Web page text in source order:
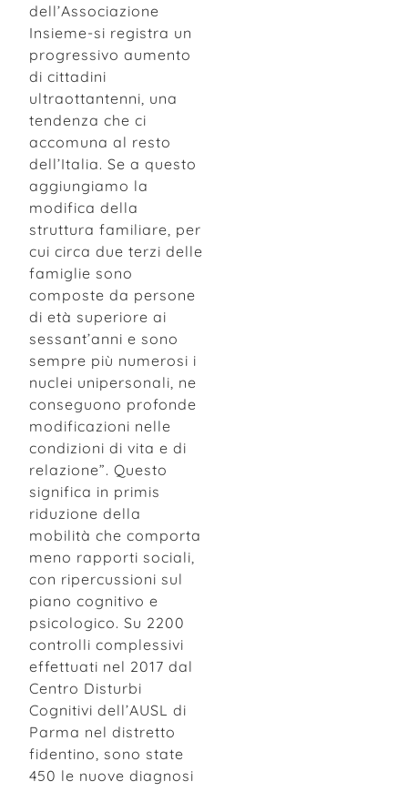
dell’Associazione
Insieme-si registra un
progressivo aumento
di cittadini
ultraottantenni, una
tendenza che ci
accomuna al resto
dell’Italia. Se a questo
aggiungiamo la
modifica della
struttura familiare, per
cui circa due terzi delle
famiglie sono
composte da persone
di età superiore ai
sessant’anni e sono
sempre più numerosi i
nuclei unipersonali, ne
conseguono profonde
modificazioni nelle
condizioni di vita e di
relazione”. Questo
significa in primis
riduzione della
mobilità che comporta
meno rapporti sociali,
con ripercussioni sul
piano cognitivo e
psicologico. Su 2200
controlli complessivi
effettuati nel 2017 dal
Centro Disturbi
Cognitivi dell’AUSL di
Parma nel distretto
fidentino, sono state
450 le nuove diagnosi